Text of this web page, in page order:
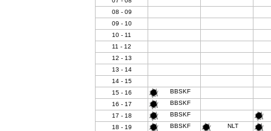
08 - 09
09 - 10
10 - 11
11 - 12
12 - 13
13 - 14
14 - 15
15 - 16
BBSKF
16 - 17
BBSKF
17 - 18
BBSKF
18 - 19
BBSKF
NLT